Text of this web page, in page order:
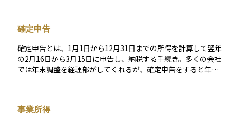
的です。初心者にとっては「簡単に申告できる代わりに節税メ
リットが少ない方法」と理解すると分かりやすいでしょう。
確定申告
確定申告とは、1月1日から12月31日までの所得を計算して翌年
の2月16日から3月15日に申告し、納税する手続き。多くの会社
では年末調整を経理部がしてくれるが、確定申告をすると年末
事業所得